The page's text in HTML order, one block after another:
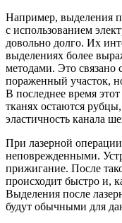
Например, выделения
с использованием
довольно долго. Их
выделениях более
методами. Это связано
пораженный участок,
В последнее время
тканях остаются
эластичность канала
При лазерной
неповрежденными.
прижигание. После
происходит быстро и,
Выделения после
будут обычными для